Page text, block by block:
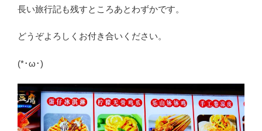
長い旅行記も残すところあとわずかです。
どうぞよろしくお付き合いください。
(*･ω･)